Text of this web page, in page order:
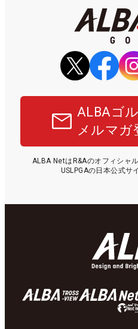
ALBAゴ
メルマガ
ALBA NetはR&Aのオフィシャ
USLPGAの日本公式サ